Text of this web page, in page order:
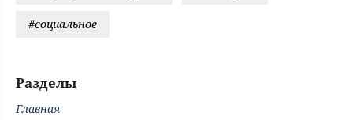
#социальное
Разделы
Главная